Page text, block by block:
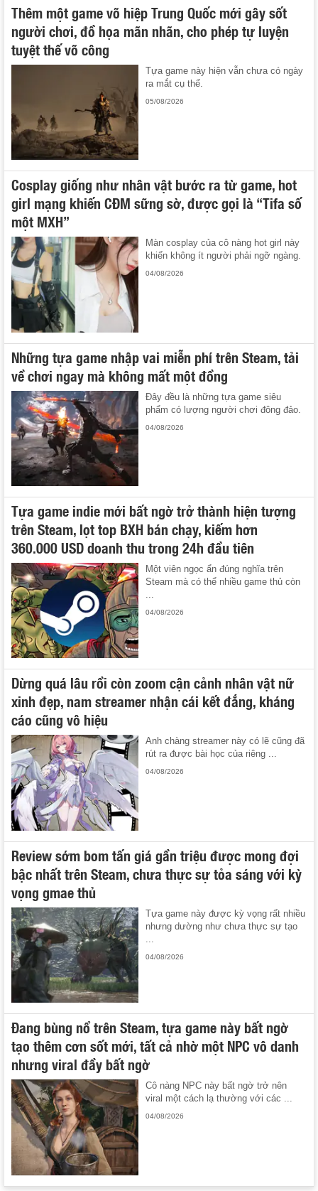
Thêm một game võ hiệp Trung Quốc mới gây sốt
người chơi, đồ họa mãn nhãn, cho phép tự luyện
tuyệt thế võ công
Tựa game này hiện vẫn chưa có ngày
ra mắt cụ thể.
05/08/2026
Cosplay giống như nhân vật bước ra từ game, hot
girl mạng khiến CĐM sững sờ, được gọi là “Tifa số
một MXH”
Màn cosplay của cô nàng hot girl này
khiến không ít người phải ngỡ ngàng.
04/08/2026
Những tựa game nhập vai miễn phí trên Steam, tải
về chơi ngay mà không mất một đồng
Đây đều là những tựa game siêu
phẩm có lượng người chơi đông đảo.
04/08/2026
Tựa game indie mới bất ngờ trở thành hiện tượng
trên Steam, lọt top BXH bán chạy, kiếm hơn
360.000 USD doanh thu trong 24h đầu tiên
Một viên ngọc ẩn đúng nghĩa trên
Steam mà có thể nhiều game thủ còn
04/08/2026
Dừng quá lâu rồi còn zoom cận cảnh nhân vật nữ
xinh đẹp, nam streamer nhận cái kết đắng, kháng
cáo cũng vô hiệu
Anh chàng streamer này có lẽ cũng đã
rút ra được bài học của riêng ...
04/08/2026
Review sớm bom tấn giá gần triệu được mong đợi
bậc nhất trên Steam, chưa thực sự tỏa sáng với kỳ
vọng gmae thủ
Tựa game này được kỳ vọng rất nhiều
nhưng dường như chưa thực sự tạo
04/08/2026
Đang bùng nổ trên Steam, tựa game này bất ngờ
tạo thêm cơn sốt mới, tất cả nhờ một NPC vô danh
nhưng viral đầy bất ngờ
Cô nàng NPC này bất ngờ trở nên
viral một cách lạ thường với các ...
04/08/2026